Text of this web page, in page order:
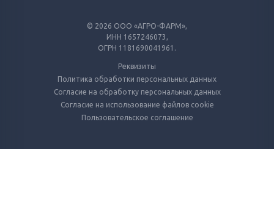
© 2026 ООО «АГРО-ФАРМ»,
ИНН 1657246073,
ОГРН 1181690041961.
Реквизиты
Политика обработки персональных данных
Согласие на обработку персональных данных
Согласие на использование файлов cookie
Пользовательское соглашение